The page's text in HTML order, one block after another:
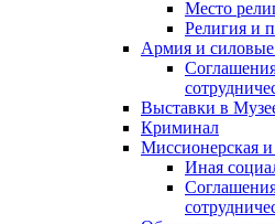
Место
Религия и
Армия и
Выставки в
Криминал
Миссионерская и
Иная